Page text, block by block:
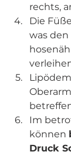
rechts,
Die
was
Im
können
Druck